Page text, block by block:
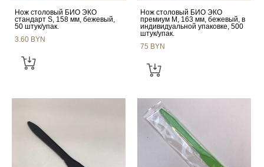
Нож столовый БИО ЭКО
стандарт S, 158 мм, бежевый,
50 штук/упак.
3.60 BYN
Нож столовый БИО ЭКО
премиум М, 163 мм, бежевый, в
индивидуальной упаковке, 500
штук/упак.
75 BYN